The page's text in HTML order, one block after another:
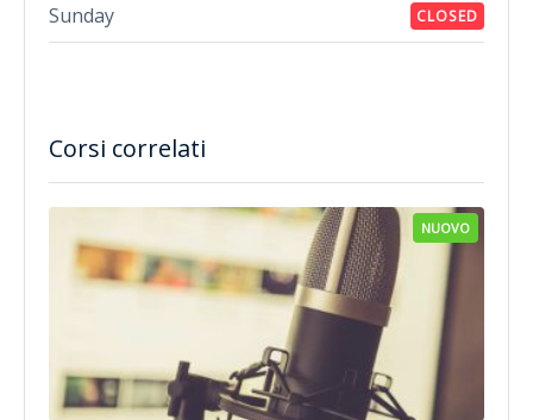
Corsi correlati
NUOVO
Sunday CLOSED